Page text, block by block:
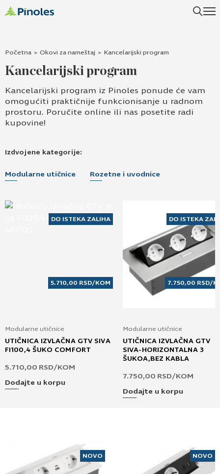
Početna > Okovi za nameštaj > Kancelarijski program
Kancelarijski program
Kancelarijski program iz Pinoles ponude će vam
omogućiti praktičnije funkcionisanje u radnom
prostoru. Poručite online ili nas posetite radi
kupovine!
Izdvojene kategorije:
Modularne utičnice Rozetne i uvodnice
DO ISTEKA ZALIHA
5.710,00 RSD/KOM
Modularne utičnice
UTIČNICA IZVLAČNA GTV SIVA
FI100,4 ŠUKO COMFORT
5.710,00 RSD/KOM
Dodajte u korpu
DO ISTEKA
7.750,00 RSD/
Modularne utičnice
UTIČNICA IZVLAČNA GTV
SIVA-HORIZONTALNA 3
ŠUKOA,BEZ KABLA
7.750,00 RSD/KOM
Dodajte u korpu
NOVO NOVO